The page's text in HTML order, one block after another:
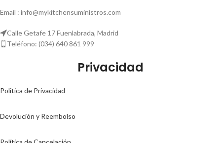
Email : info@mykitchensuministros.com
Calle Getafe 17 Fuenlabrada, Madrid
Teléfono: (034) 640 861 999
Privacidad
Politica de Privacidad
Devolución y Reembolso